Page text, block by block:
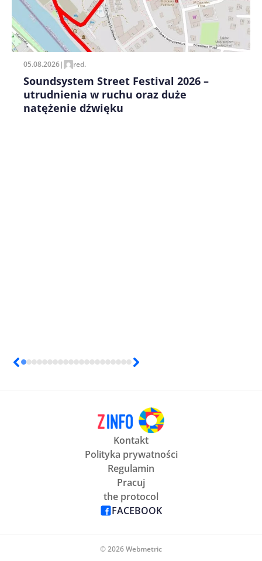
Zapamiętaj moje dane w tej przeglądarce podczas
pisania kolejnych komentarzy.
05.08.2026| red.
Soundsystem Street Festival 2026 –
utrudnienia w ruchu oraz duże
natężenie dźwięku
Kontakt
Polityka prywatności
Regulamin
Pracuj
the protocol
FACEBOOK
© 2026 Webmetric